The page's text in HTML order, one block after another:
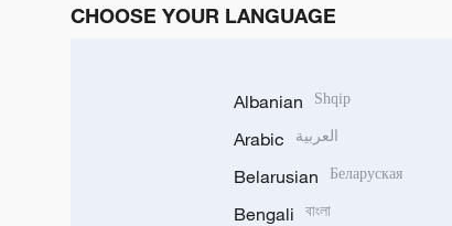
CHOOSE YOUR LANGUAGE
Albanian Shqip
Arabic العربية
Belarusian Беларуская
Bengali বাংলা